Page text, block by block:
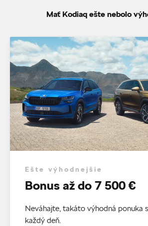
Mať Kodiaq ešte nebolo
Ešte výhodnejšie
Bonus až do 7 500 €
Neváhajte, takáto výhodná ponuka
každý deň.